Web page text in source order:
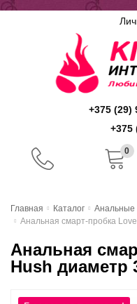
+375 (29)
+375
0
Главная Каталог Анальные
Анальная смарт-пробка
Анальная
Hush диаметр